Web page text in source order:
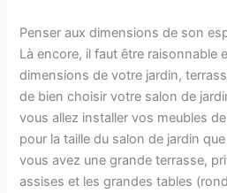
Penser aux dimensions de son
Là encore, il faut être raisonnable
dimensions de votre jardin,
de bien choisir votre salon de
vous allez installer vos meubles
pour la taille du salon de jardin
vous avez une grande terrasse,
assises et les grandes tables